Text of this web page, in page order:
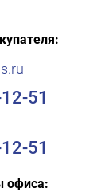
51
51
офиса: